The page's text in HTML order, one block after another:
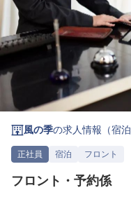
おもてなしHRにつ
ご利用の流れ
よくある質問
ホテル・宿泊業界情
無料 転職サポ
風の季の求人情報（宿泊
正社員 宿泊 フロント
フロント・予約係